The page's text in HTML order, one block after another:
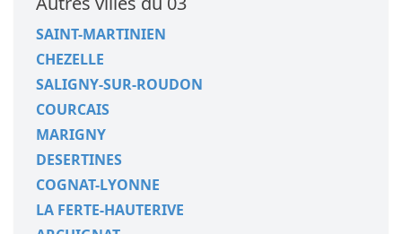
SAINT-MARTINIEN
CHEZELLE
SALIGNY-SUR-ROUDON
COURCAIS
MARIGNY
DESERTINES
COGNAT-LYONNE
LA FERTE-HAUTERIVE